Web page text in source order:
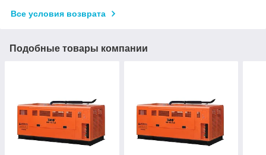
Все условия возврата
Подобные товары компании